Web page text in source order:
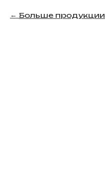
Больше продукции